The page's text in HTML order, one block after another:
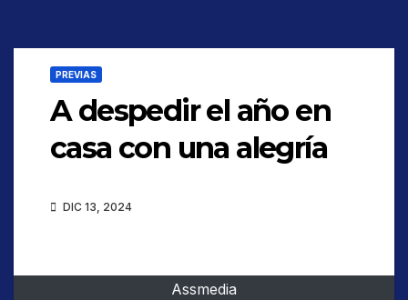
PREVIAS
A despedir el año en
casa con una alegría
DIC 13, 2024
Assmedia